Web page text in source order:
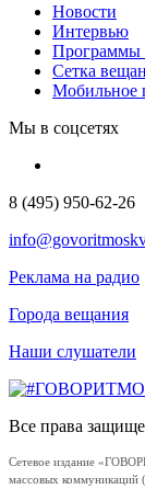
Новости
Интервью
Программы
Сетка
Мобильное
Мы в соцсетях
8 (495) 950-62-26
Реклама на радио
Города вещания
Наши слушатели
Все права
Сетевое издание
массовых коммуникаций